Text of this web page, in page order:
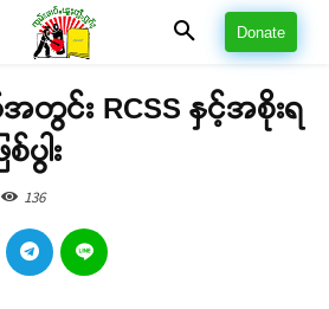
Donate
တွင်း RCSS နှင့်အစိုးရ
ါး
136